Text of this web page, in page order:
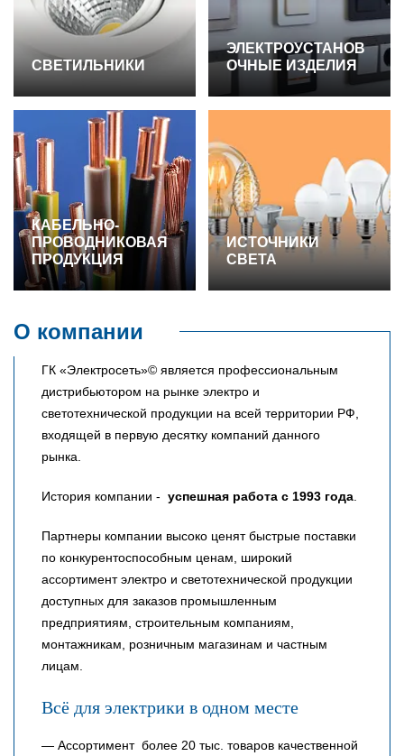
СВЕТИЛЬНИКИ
ЭЛЕКТРОУСТАНОВ
ОЧНЫЕ ИЗДЕЛИЯ
КАБЕЛЬНО-
ПРОВОДНИКОВАЯ
ПРОДУКЦИЯ
ИСТОЧНИКИ
СВЕТА
О компании
ГК «Электросеть»© является профессиональным
дистрибьютором на рынке электро и
светотехнической продукции на всей территории РФ,
входящей в первую десятку компаний данного
рынка.
История компании - успешная работа с 1993 года.
Партнеры компании высоко ценят быстрые поставки
по конкурентоспособным ценам, широкий
ассортимент электро и светотехнической продукции
доступных для заказов промышленным
предприятиям, строительным компаниям,
монтажникам, розничным магазинам и частным
лицам.
Всё для электрики в одном месте
— Ассортимент более 20 тыс. товаров качественной